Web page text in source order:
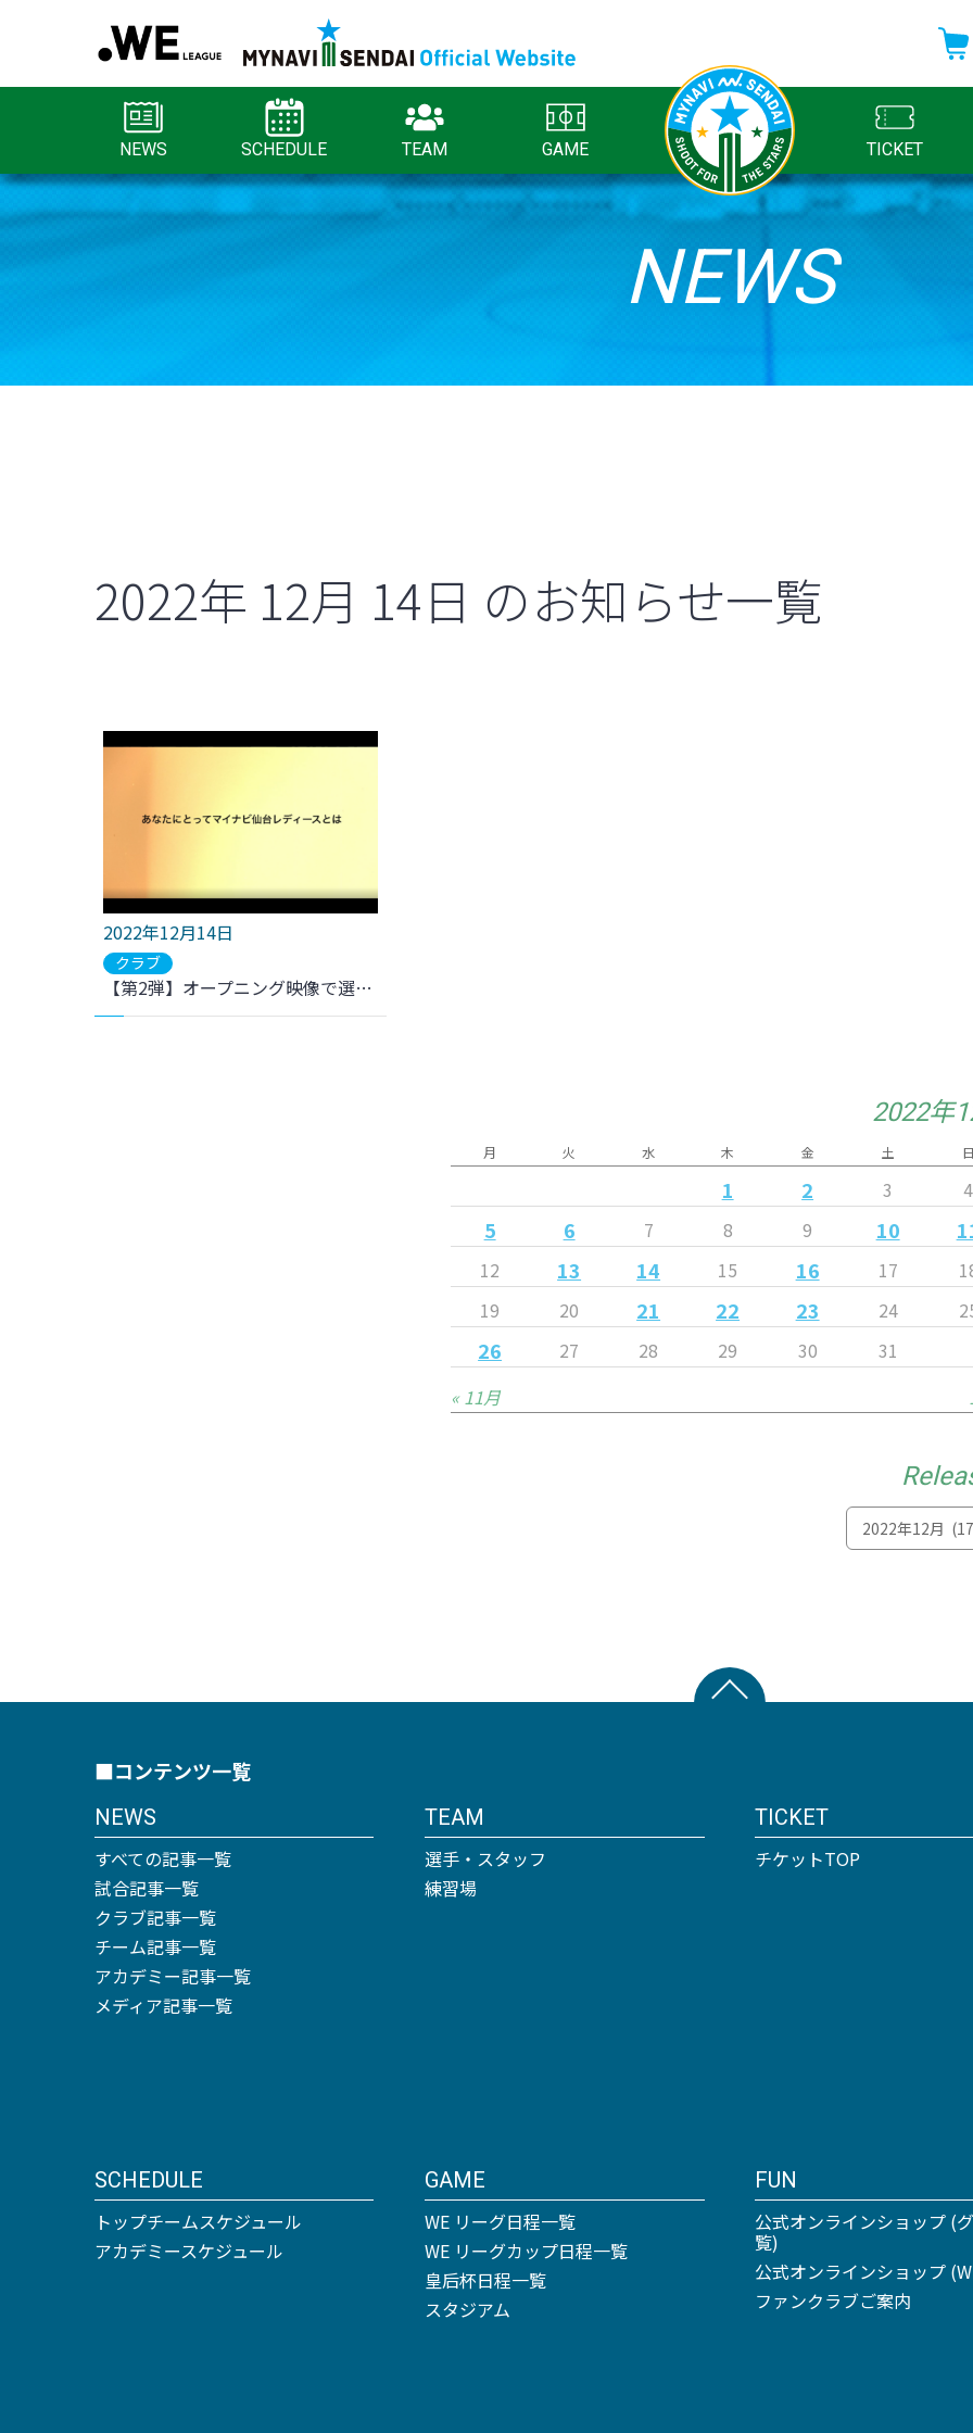
NEWS SCHEDULE TEAM GAME TICKET
NEWS
2022年 12月 14日 のお知らせ一覧
2022年12月14日
クラブ
【第2弾】オープニング映像で選手の等身大の姿を ～選手・スタッフが撮影した動画×仙台にゆかりのある映像クリエイターが編集～
2022年
月 火 水 木 金 土 日
1 2 3 4
5 6 7 8 9 10
12 13 14 15 16 17
19
20 21 22 23 24
26 27 28 29 30
31
« 11月
■コンテンツ一覧
NEWS
すべての記事一覧
試合記事一覧
クラブ記事一覧
チーム記事一覧
アカデミー記事一覧
メディア記事一覧
SCHEDULE
トップチームスケジュール
アカデミースケジュール
TEAM
選手・スタッフ
練習場
GAME
WE リーグ日程一覧
WE リーグカップ日程一覧
皇后杯日程一覧
スタジアム
TICKET
チケットTOP
FUN
公式オンラインショップ (
覧)
公式オンラインショップ
ファンクラブご案内